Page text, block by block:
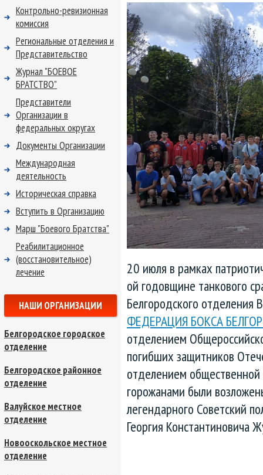
20 июля в рамках
ой годовщине танкового
Белгородского
ФЕДЕРАЦИЯ БОКСА
отделением
погибших защитников
отделением общественной
горожанами были
легендарного Советский
Георгия Константиновича
Контрольно-ревизионная
комиссия
Региональные отделения и
Представительство
Журнал "БОЕВОЕ
БРАТСТВО"
Представители
Организации в
федеральных округах
Документы Организации
Международная
деятельность
Историческая справка
Вступить в Организацию
Марш "Боевого Братства"
Реабилитационное
(восстановительное)
лечение
НАШИ ОРГАНИЗАЦИИ
Белгородское городское
отделение
Белгородское районное
отделение
Валуйское местное
отделение
Новооскольское местное
отделение